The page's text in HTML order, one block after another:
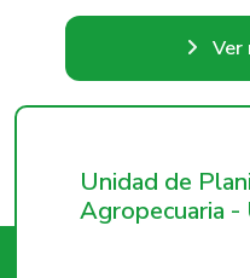
Ver
Unidad de
Agropecuaria -